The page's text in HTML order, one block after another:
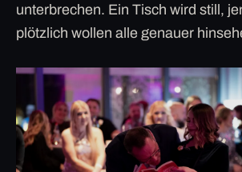
unterbrechen. Ein Tisch wird still,
plötzlich wollen alle genauer